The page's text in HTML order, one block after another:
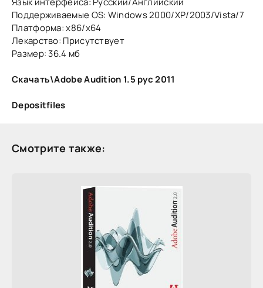
Поддерживаемые OS: Windows 2000/XP/2003/Vista/7
Платформа: x86/x64
Лекарство: Присутствует
Размер: 36.4 мб
Скачать\Adobe Audition 1.5 рус 2011
Depositfiles
Смотрите также: